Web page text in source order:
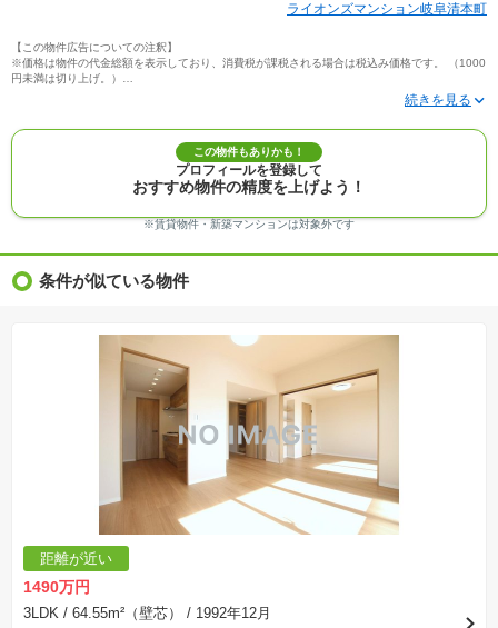
ライオンズマンション岐阜清本町
【この物件広告についての注釈】
※価格は物件の代金総額を表示しており、消費税が課税される場合は税込み価格です。 （1000
円未満は切り上げ。）
※写真に写っている、またはパース（絵）や間取り図に描かれている家具や車などは、特にコ
※建築条件付き土地価格には、建物価格は含まれません。
※物件情報は、原則として情報提供日の２日前に最終確認した情報です。
※完成予想図はいずれも外構、植栽、外観等実際のものとは多少異なることがあります。
※モデルルーム・モデルハウス・展示場・ショールームの画像の場合、今回販売の物件と異な
※ＣＧ合成の画像の場合、実際とは多少異なる場合があります。
※物件特徴：販売戸数が複数の物件は、全ての住戸に該当しない項目もあります。
※価格更新：物件価格が変更された日から１週間表示されます。
※建築条件土地の情報内に掲載されている、建物プラン例は、土地購入者の設計プランの参考
の一例であって、プランの採用可否は任意です。
※土地（建築条件なし）で「建物プラン例」が表記してある時、そのプラン例は特定の建築請
負会社によるもので、当該建築請負会社以外で建てた場合、同様のものが同価格で建てられる
とは限りません。また建築請負会社を特定するものではありません。
※建築条件付き土地とは、その土地に建築する建物の建築請負契約が、一定期間内に成立する
ことを条件として売買される土地のことをいいます。建築請負契約成立に向けて設計プランを
協議するため、土地購入者が自己の希望する建物の設計協議をするために必要な相当の期間の
交渉期間が設定され、その期間内で希望を満たすプランが実現できたかどうかにより結論を出
します。なお、この期間は概ね3ヶ月程度とされています。納得のいくプランが出来ず、建築請
負契約が成立しない場合、土地売買契約は白紙に戻り、土地契約にかかった代金（土地代金、
手付金など）は名目のいかんに関わらず、全て返却されます。
※課税対象物件の「価格」や「費用等」は消費税込みの「総額表示」で統一しています。
※「本体価格」とは、課税対象物件においては「消費税を除いた建物価格」と「土地価格」の
合計額を指します。
表示されておりません。
※取引にかかる費用：物件の契約手続き、決済、引き渡し時にかかる費用を表示しています。
不動産会社によって表記有無が異なるため、ご自身で十分な確認をしていただくようにお願い
この物件もありかも！
プロフィールを登録して
おすすめ物件の精度を上げよう！
※賃貸物件・新築マンションは対象外です
条件が似ている物件
距離が近い
1490万円
3LDK / 64.55m²（壁芯）
/ 1992年12月